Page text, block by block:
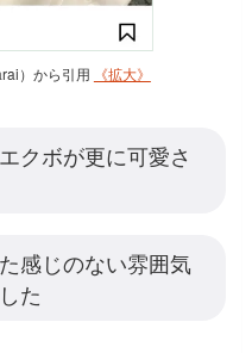
）から引用 《拡大》
クボが更に可愛さ
感じのない雰囲気
た